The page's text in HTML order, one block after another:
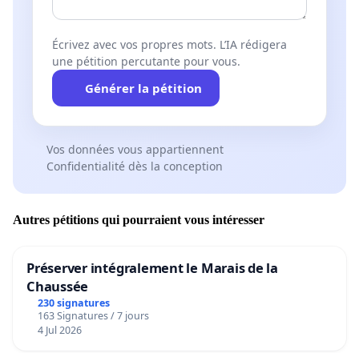
N'hésitez pas à la partager à tous les parents que
vous connaissez, aux habitants de notre commune,
car nous sommesTOUSconcernés.
Écrivez avec vos propres mots. L’IA rédigera
une pétition percutante pour vous.
Générer la pétition
Vos données vous appartiennent
Confidentialité dès la conception
Autres pétitions qui pourraient vous intéresser
Préserver intégralement le Marais de la
Chaussée
230 signatures
163 Signatures / 7 jours
4 Jul 2026